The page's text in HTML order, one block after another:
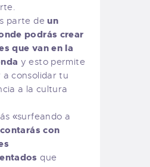
parte deun
podrás crear
que van en la
y esto permite
a consolidar tu
a la cultura
«surfeando a
contarás con
que